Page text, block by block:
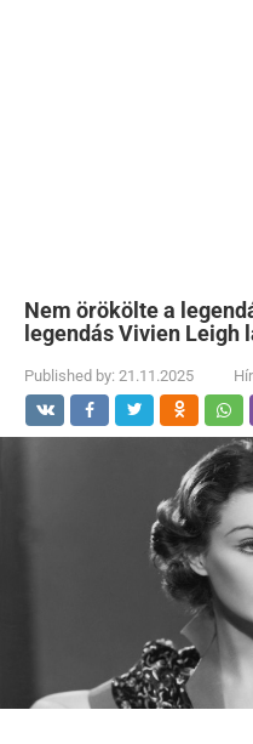
Nem örökölte a
legendás Vivien Leigh
Published by: 21.11.2025